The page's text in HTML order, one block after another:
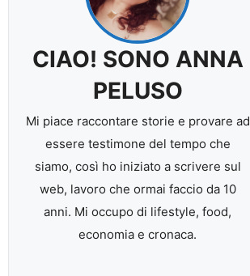
CIAO! SONO ANNA
PELUSO
Mi piace raccontare storie e provare ad
essere testimone del tempo che
siamo, così ho iniziato a scrivere sul
web, lavoro che ormai faccio da 10
anni. Mi occupo di lifestyle, food,
economia e cronaca.